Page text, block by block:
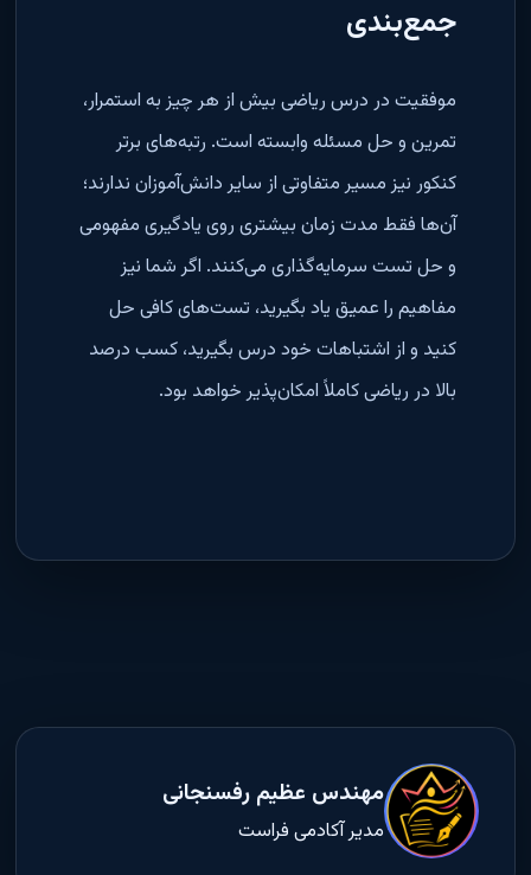
جمع‌بندی
موفقیت در درس ریاضی بیش از هر چیز به استمرار،
تمرین و حل مسئله وابسته است. رتبه‌های برتر
کنکور نیز مسیر متفاوتی از سایر دانش‌آموزان ندارند؛
آن‌ها فقط مدت زمان بیشتری روی یادگیری مفهومی
و حل تست سرمایه‌گذاری می‌کنند. اگر شما نیز
مفاهیم را عمیق یاد بگیرید، تست‌های کافی حل
کنید و از اشتباهات خود درس بگیرید، کسب درصد
بالا در ریاضی کاملاً امکان‌پذیر خواهد بود.
مهندس عظیم رفسنجانی
مدیر آکادمی فراست